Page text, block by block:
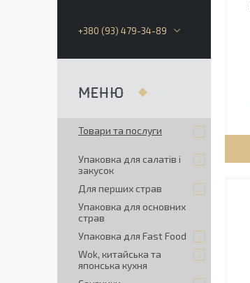
+380 (93) 479-34-89
Товари та послуги
Упаковка для салатів і
закусок
Для перших страв
Упаковка для основних
страв
Упаковка для Fast Food
Wok, китайська та
японська кухня